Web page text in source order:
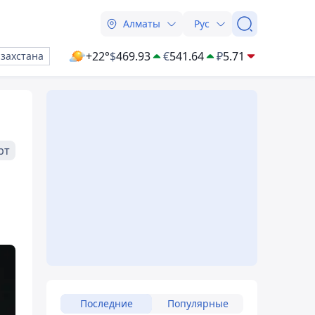
Алматы Рус
+22°$469.93 €541.64 ₽5.71
Последние Популярные